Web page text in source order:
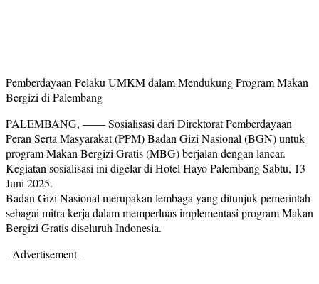
Pemberdayaan Pelaku UMKM dalam Mendukung Program Makan
Bergizi di Palembang
PALEMBANG, —— Sosialisasi dari Direktorat Pemberdayaan
Peran Serta Masyarakat (PPM) Badan Gizi Nasional (BGN) untuk
program Makan Bergizi Gratis (MBG) berjalan dengan lancar.
Kegiatan sosialisasi ini digelar di Hotel Hayo Palembang Sabtu, 13
Juni 2025.
Badan Gizi Nasional merupakan lembaga yang ditunjuk pemerintah
sebagai mitra kerja dalam memperluas implementasi program Makan
Bergizi Gratis diseluruh Indonesia.
- Advertisement -